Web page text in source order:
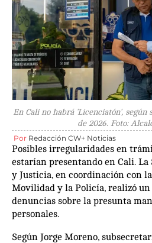
En Cali no habrá 'Licenciatón', según
de 2026. Foto:
Por Redacción CW+ Noticias
Posibles irregularidades en
estarían presentando en Cali. La
y Justicia, en coordinación con
Movilidad y la Policía, realizó
denuncias sobre la presunta
personales.
Según Jorge Moreno,